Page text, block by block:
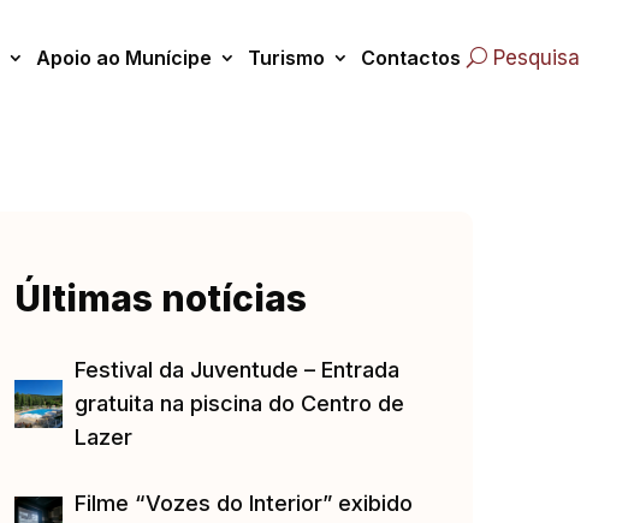
Apoio ao Munícipe Turismo Contactos Pesquisa
Últimas notícias
Festival da Juventude – Entrada
gratuita na piscina do Centro de
Lazer
Filme “Vozes do Interior” exibido